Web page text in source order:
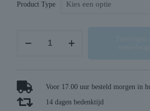
Product Type
Voor 17.00 uur besteld morgen in
14 dagen bedenktijd